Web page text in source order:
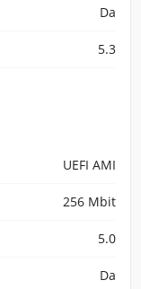
Da
5.3
UEFI AMI
256 Mbit
5.0
Da